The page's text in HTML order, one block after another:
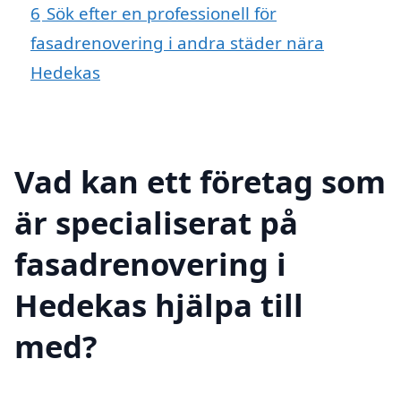
6 Sök efter en professionell för
fasadrenovering i andra städer nära
Hedekas
Vad kan ett företag som
är specialiserat på
fasadrenovering i
Hedekas hjälpa till
med?